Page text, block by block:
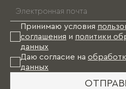
Принимаю условия
соглашения и политики
данных
Даю согласие на
данных